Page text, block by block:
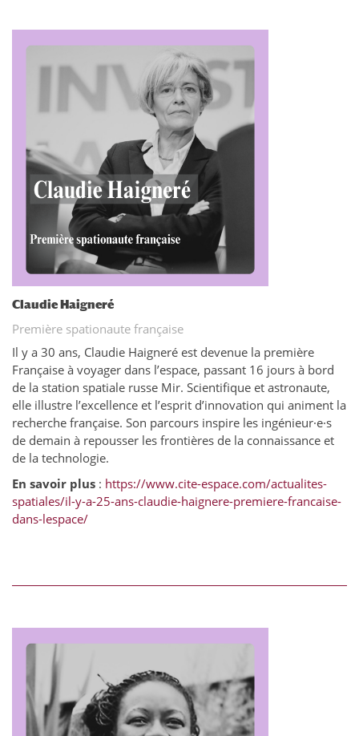
Claudie Haigneré
Première spationaute française
Il y a 30 ans, Claudie Haigneré est devenue la première
Française à voyager dans l’espace, passant 16 jours à bord
de la station spatiale russe Mir. Scientifique et astronaute,
elle illustre l’excellence et l’esprit d’innovation qui animent la
recherche française. Son parcours inspire les ingénieur·e·s
de demain à repousser les frontières de la connaissance et
de la technologie.
En savoir plus : https://www.cite-espace.com/actualites-
spatiales/il-y-a-25-ans-claudie-haignere-premiere-francaise-
dans-lespace/